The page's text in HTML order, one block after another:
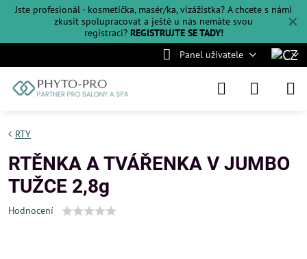
✕
Jste profesionál - kosmetička, masér/ka, vizážistka? A chcete s námi
zkusit spolupracovat a ještě u nás nemáte svou
registraci? REGISTRUJTE SE TADY!
Panel uživatele
RTY
RTĚNKA A TVÁŘENKA V JUMBO
TUŽCE 2,8g
Hodnocení